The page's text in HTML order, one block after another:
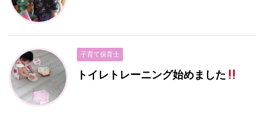
子育て保育士
トイレトレーニング始めました